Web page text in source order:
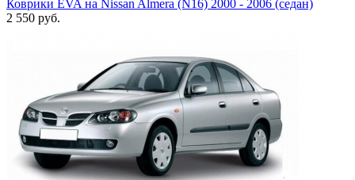
Коврики EVA на Nissan Almera (N16) 2000 - 2006 (седан)
2 550 руб.